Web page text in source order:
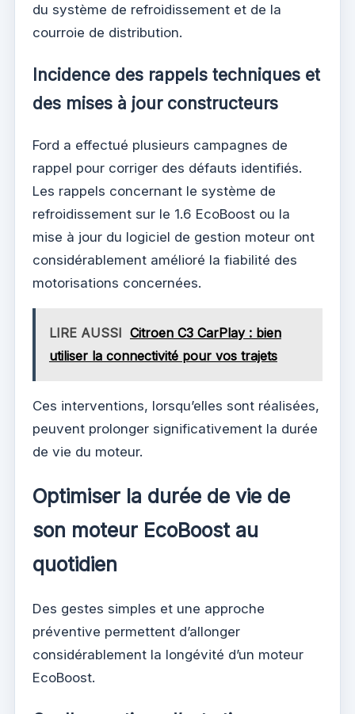
du système de refroidissement et de la
courroie de distribution.
Incidence des rappels techniques et
des mises à jour constructeurs
Ford a effectué plusieurs campagnes de
rappel pour corriger des défauts identifiés.
Les rappels concernant le système de
refroidissement sur le 1.6 EcoBoost ou la
mise à jour du logiciel de gestion moteur ont
considérablement amélioré la fiabilité des
motorisations concernées.
LIRE AUSSI Citroen C3 CarPlay : bien
utiliser la connectivité pour vos trajets
Ces interventions, lorsqu’elles sont réalisées,
peuvent prolonger significativement la durée
de vie du moteur.
Optimiser la durée de vie de
son moteur EcoBoost au
quotidien
Des gestes simples et une approche
préventive permettent d’allonger
considérablement la longévité d’un moteur
EcoBoost.